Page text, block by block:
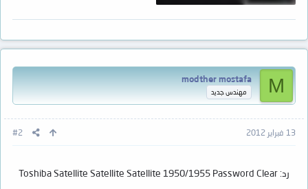
M
modther mostafa
مهندس جديد
13 فبراير 2012 #2
رد: Toshiba Satellite Satellite Satellite 1950/1955 Password Clear